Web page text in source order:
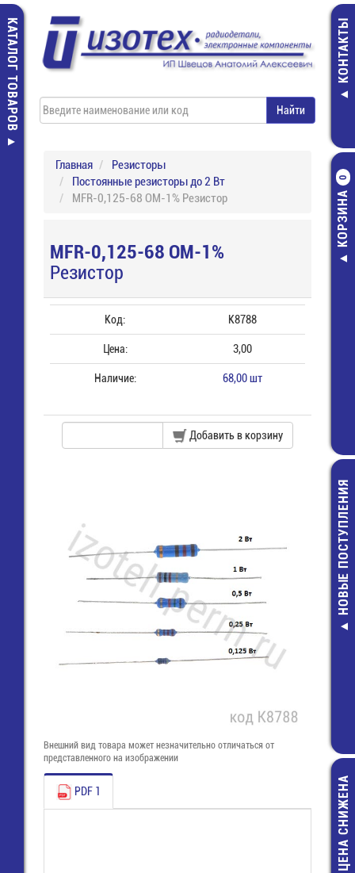
КАТАЛОГ ТОВАРОВ КОНТАКТЫ
КОРЗИНА
0
AA/ LR6 (15A)
G-Tech
питания
НОВЫЕ ПОСТУПЛЕНИЯ
ЦЕНА СНИЖЕНА
Главная
Резисторы
Постоянные резисторы до 2 Вт
MFR-0,125-68 ОМ-1% Резистор
MFR-0,125-68 ОМ-1%
Резистор
Код: К8788
Цена: 3,00
Наличие: 68,00 шт
Добавить в корзину
Внешний вид товара может незначительно отличаться от
представленного на изображении
PDF 1